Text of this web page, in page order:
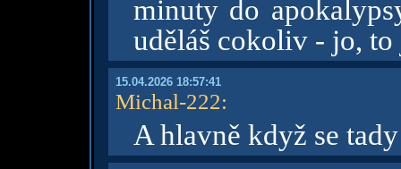
minuty do
uděláš cokoliv - jo,
15.04.2026 18:57:41
Michal-222:
A hlavně když se